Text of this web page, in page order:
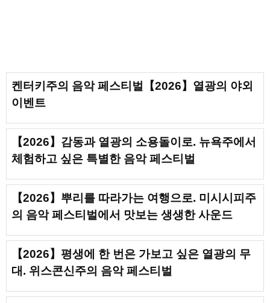
켄터키주의 음악 페스티벌【2026】열광의 야외
이벤트
【2026】감동과 열광의 소용돌이로. 뉴욕주에서
체험하고 싶은 특별한 음악 페스티벌
【2026】뿌리를 따라가는 여행으로. 미시시피주
의 음악 페스티벌에서 맛보는 생생한 사운드
【2026】평생에 한 번은 가보고 싶은 열광의 무
대. 위스콘신주의 음악 페스티벌